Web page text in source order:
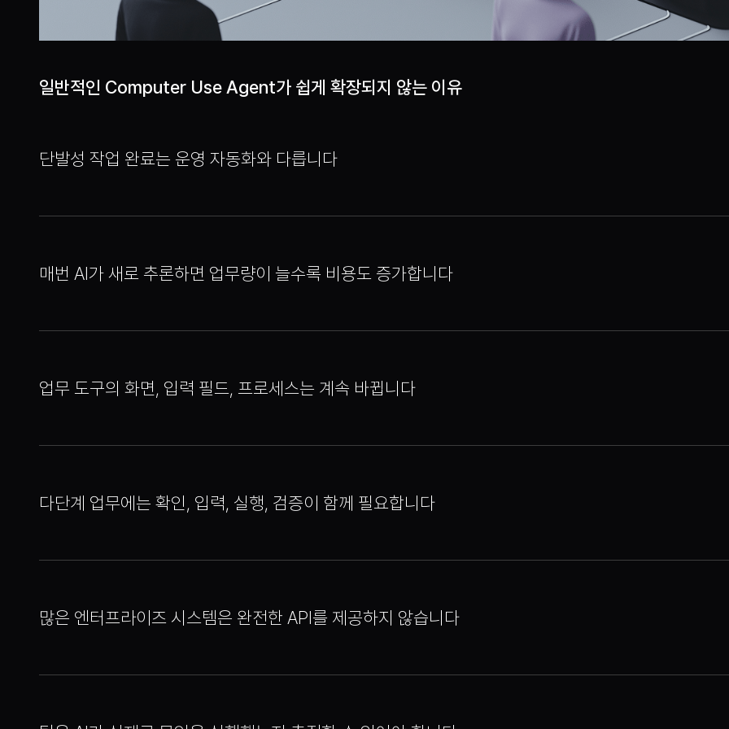
일반적인 Computer Use Agent가 쉽게 확장되지 않는 이유
단발성 작업 완료는 운영 자동화와 다릅니다
매번 AI가 새로 추론하면 업무량이 늘수록 비용도 증가합니다
업무 도구의 화면, 입력 필드, 프로세스는 계속 바뀝니다
다단계 업무에는 확인, 입력, 실행, 검증이 함께 필요합니다
많은 엔터프라이즈 시스템은 완전한 API를 제공하지 않습니다